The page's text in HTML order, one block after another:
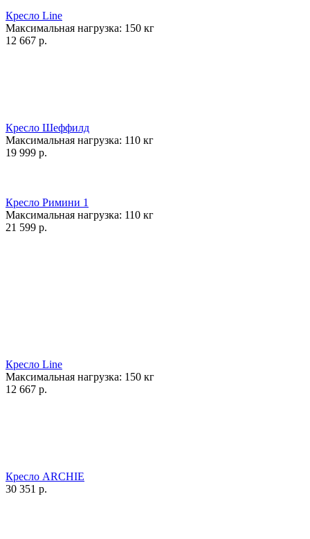
Кресло Line
Максимальная нагрузка: 150 кг
12 667 р.
Кресло Шеффилд
Максимальная нагрузка: 110 кг
19 999 р.
Кресло Римини 1
Максимальная нагрузка: 110 кг
21 599 р.
Кресло Line
Максимальная нагрузка: 150 кг
12 667 р.
Кресло ARCHIE
30 351 р.